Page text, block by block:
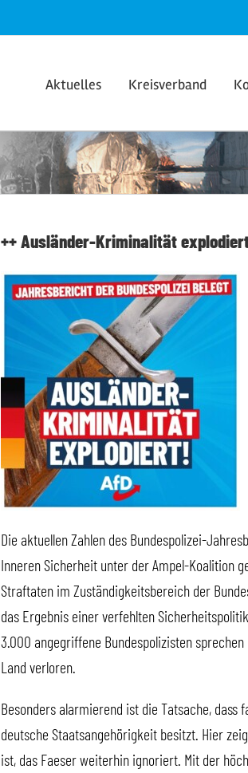
Aktuelles Kreisverband
++ Ausländer-Kriminalität
Die aktuellen Zahlen des Bundespolizei-
Inneren Sicherheit unter der Ampel-Koalition
Straftaten im Zuständigkeitsbereich der
das Ergebnis einer verfehlten
3.000 angegriffene Bundespolizisten
Land verloren.
Besonders alarmierend ist die Tatsache,
deutsche Staatsangehörigkeit besitzt. Hier
ist, das Faeser weiterhin ignoriert. Mit der